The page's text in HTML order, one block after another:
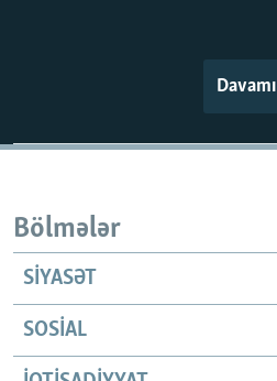
Davamı
Bölmələr
SIYASƏT
SOSIAL